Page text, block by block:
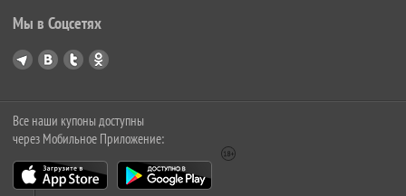
Мы в Соцсетях
Все наши купоны доступны
через Мобильное Приложение: